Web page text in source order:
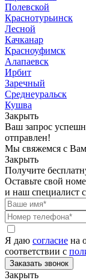
Полевской
Краснотурьинск
Лесной
Качканар
Красноуфимск
Алапаевск
Ирбит
Заречный
Среднеуральск
Кушва
Закрыть
Ваш запрос
отправлен!
Мы свяжемся с
Закрыть
Получите
Оставьте свой
и наш специалист
Я даю согласие на
соответствии с
Закрыть